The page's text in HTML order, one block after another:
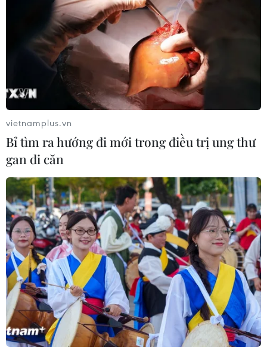
vietnamplus.vn
Bỉ tìm ra hướng đi mới trong điều trị ung thư
gan di căn